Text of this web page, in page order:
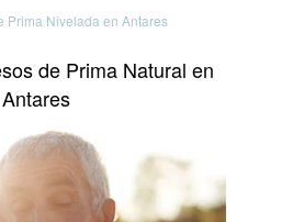
Prima Nivelada en Antares
de Prima Natural en
Antares